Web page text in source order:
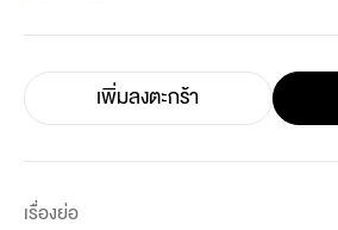
เพิ่มลงตะกร้า
เรื่องย่อ